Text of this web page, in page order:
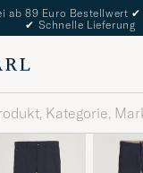
ab 89 Euro Bestellwert ✔
✔ Schnelle Lieferung